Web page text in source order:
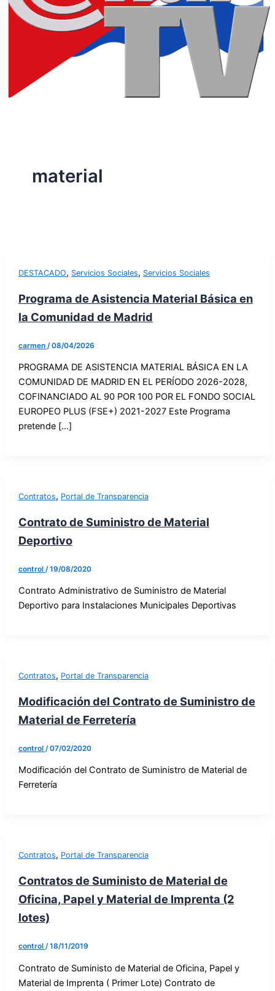
material
DESTACADO, Servicios Sociales, Servicios Sociales
Programa de Asistencia Material Básica en
la Comunidad de Madrid
carmen /08/04/2026
PROGRAMA DE ASISTENCIA MATERIAL BÁSICA EN LA
COMUNIDAD DE MADRID EN EL PERÍODO 2026-2028,
COFINANCIADO AL 90 POR 100 POR EL FONDO SOCIAL
EUROPEO PLUS (FSE+) 2021-2027 Este Programa
pretende […]
Contratos, Portal de Transparencia
Contrato de Suministro de Material
Deportivo
control /19/08/2020
Contrato Administrativo de Suministro de Material
Deportivo para Instalaciones Municipales Deportivas
Contratos, Portal de Transparencia
Modificación del Contrato de Suministro de
Material de Ferretería
control /07/02/2020
Modificación del Contrato de Suministro de Material de
Ferretería
Contratos, Portal de Transparencia
Contratos de Suministo de Material de
Oficina, Papel y Material de Imprenta (2
lotes)
control /18/11/2019
Contrato de Suministo de Material de Oficina, Papel y
Material de Imprenta ( Primer Lote) Contrato de